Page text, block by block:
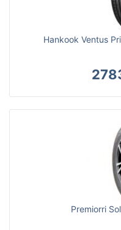
Hankook Ventus
Premiorri